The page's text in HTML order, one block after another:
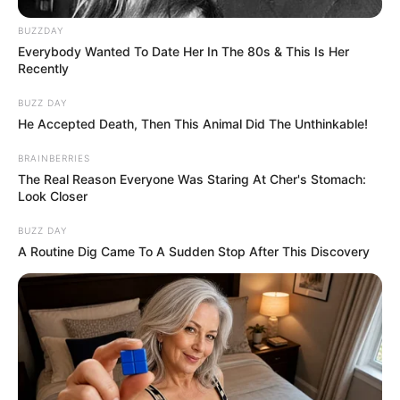
A Fidesz várhatóan azt hangsúlyozza majd, hogy a
képviselőknek joguk van megmutatni a
választóknak, mi történik a parlamentben. A Tisza
viszont azt mondhatja erre, hogy a választók
ülésteremből politikai kampányvideók, kivágott
jelenetek és közösségi médiás performanszok
A kérdés azért is kényes, mert az ellenzéki
képviselők gyakran éppen saját telefonos
felvételeikre hivatkoznak, amikor azt mondják: így
tudják megmutatni a választóknak, mi történik
valójában. A Tisza most kormányoldalról azt
BUZZDAY
Everybody Wanted To Date Her In The 80s & This Is Her
Recently
BUZZ DAY
He Accepted Death, Then This Animal Did The Unthinkable!
BRAINBERRIES
The Real Reason Everyone Was Staring At Cher's Stomach:
Look Closer
BUZZ DAY
A Routine Dig Came To A Sudden Stop After This Discovery